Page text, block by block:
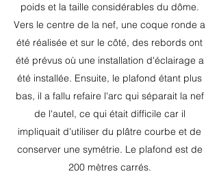
poids et la taille considérables du dôme.
Vers le centre de la nef, une coque ronde a
été réalisée et sur le côté, des rebords ont
été prévus où une installation d'éclairage a
été installée. Ensuite, le plafond étant plus
bas, il a fallu refaire l'arc qui séparait la nef
de l'autel, ce qui était difficile car il
impliquait d'utiliser du plâtre courbe et de
conserver une symétrie. Le plafond est de
200 mètres carrés.